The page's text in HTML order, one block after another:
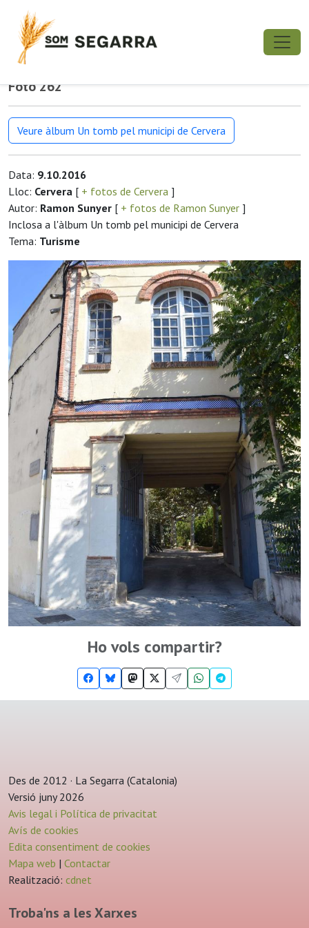
Foto 262
Veure àlbum Un tomb pel municipi de Cervera
Data: 9.10.2016
Lloc: Cervera [ + fotos de Cervera ]
Autor: Ramon Sunyer [ + fotos de Ramon Sunyer ]
Inclosa a l'àlbum Un tomb pel municipi de Cervera
Tema: Turisme
Ho vols compartir?
Des de 2012 · La Segarra (Catalonia)
Versió juny 2026
Avis legal i Política de privacitat
Avís de cookies
Edita consentiment de cookies
Mapa web | Contactar
Realització: cdnet
Troba'ns a les Xarxes